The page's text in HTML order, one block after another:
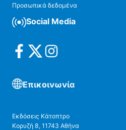
Προσωπικά δεδομένα
Social Media
Επικοινωνία
Εκδόσεις Κάτοπτρο
Κορυζή 8, 11743 Αθήνα